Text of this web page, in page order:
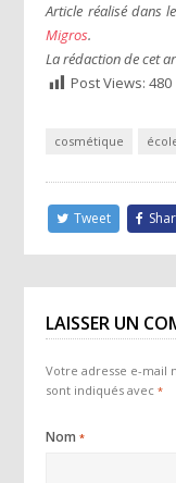
Article réalisé dans
Migros.
La rédaction de cet
Post Views: 480
cosmétique
Tweet
LAISSER UN
Votre adresse e-mail
sont indiqués avec*
Nom*